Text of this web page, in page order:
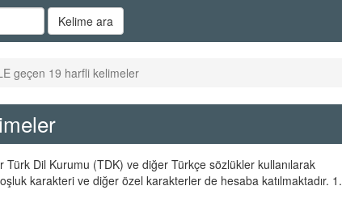
Kelime ara
geçen 19 harfli kelimeler
Dil Kurumu (TDK) ve diğer Türkçe sözlükler kullanılarak
karakteri ve diğer özel karakterler de hesaba katılmaktadır. 1.